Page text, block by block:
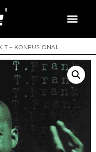
0
T – KONFUSIONAL